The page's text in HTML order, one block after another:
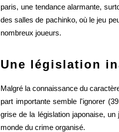
paris, une tendance alarmante,
des salles de pachinko, où le jeu
nombreux joueurs.
Une législation
Malgré la connaissance du
part importante semble l'ignorer
grise de la législation japonaise,
monde du crime organisé.